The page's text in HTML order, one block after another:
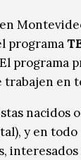
programa
programa
trabajen
nacidos
y en